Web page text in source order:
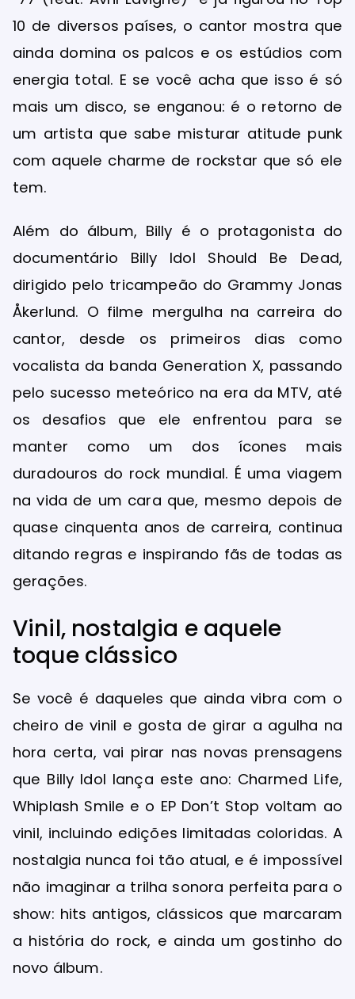
10 de diversos países, o cantor mostra que
ainda domina os palcos e os estúdios com
energia total. E se você acha que isso é só
mais um disco, se enganou: é o retorno de
um artista que sabe misturar atitude punk
com aquele charme de rockstar que só ele
tem.
Além do álbum, Billy é o protagonista do
documentário Billy Idol Should Be Dead,
dirigido pelo tricampeão do Grammy Jonas
Åkerlund. O filme mergulha na carreira do
cantor, desde os primeiros dias como
vocalista da banda Generation X, passando
pelo sucesso meteórico na era da MTV, até
os desafios que ele enfrentou para se
manter como um dos ícones mais
duradouros do rock mundial. É uma viagem
na vida de um cara que, mesmo depois de
quase cinquenta anos de carreira, continua
ditando regras e inspirando fãs de todas as
gerações.
Vinil, nostalgia e aquele
toque clássico
Se você é daqueles que ainda vibra com o
cheiro de vinil e gosta de girar a agulha na
hora certa, vai pirar nas novas prensagens
que Billy Idol lança este ano: Charmed Life,
Whiplash Smile e o EP Don’t Stop voltam ao
vinil, incluindo edições limitadas coloridas. A
nostalgia nunca foi tão atual, e é impossível
não imaginar a trilha sonora perfeita para o
show: hits antigos, clássicos que marcaram
a história do rock, e ainda um gostinho do
novo álbum.